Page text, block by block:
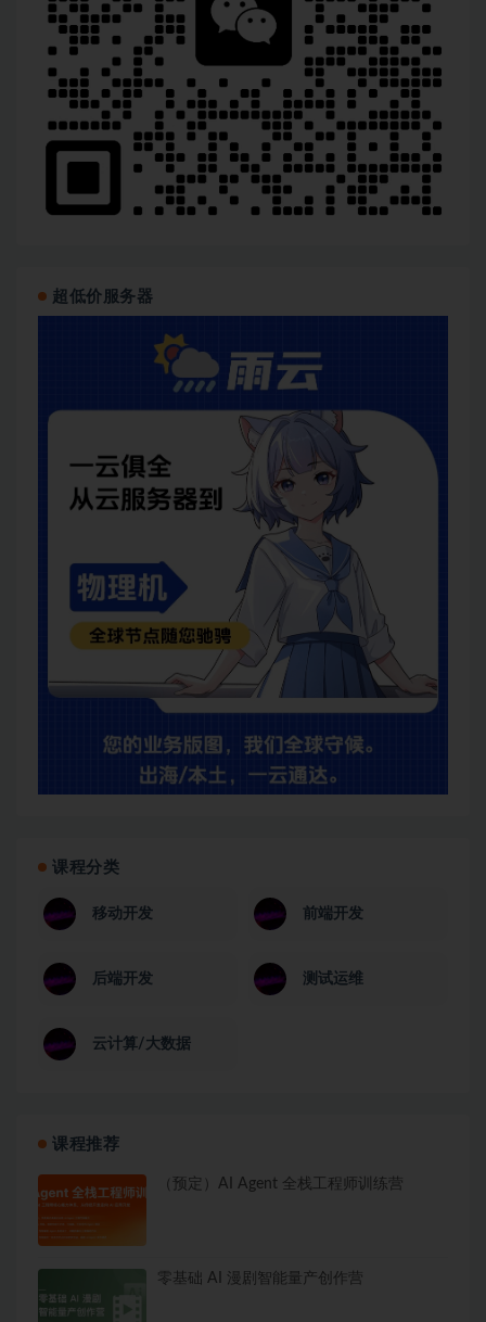
超低价服务器
课程分类
移动开发 前端开发
后端开发 测试运维
云计算/大数据
课程推荐
（预定）AI Agent 全栈工程师训练营
零基础 AI 漫剧智能量产创作营